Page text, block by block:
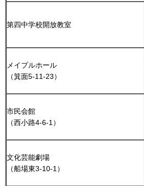
第四中学校開放教室
メイプルホール
（箕面5-11-23）
市民会館
（西小路4-6-1）
文化芸能劇場
（船場東3-10-1）